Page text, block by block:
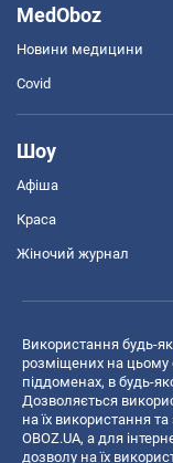
MedOboz
Новини медицини
Covid
Шоу
Афіша
Краса
Жіночий журнал
Використання будь-
розміщених на цьому
піддоменах, в будь-
Дозволяється
на їх використання
OBOZ.UA, а для
дозволу на їх